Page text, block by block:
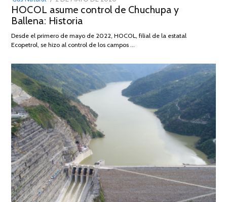
ON
DE
2026
HOCOL asume control de Chuchupa y
Ballena: Historia
Desde el primero de mayo de 2022, HOCOL, filial de la estatal
Ecopetrol, se hizo al control de los campos …